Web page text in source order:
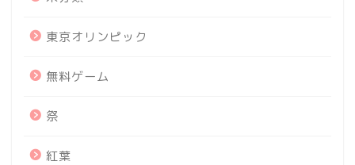
東京オリンピック
無料ゲーム
祭
紅葉